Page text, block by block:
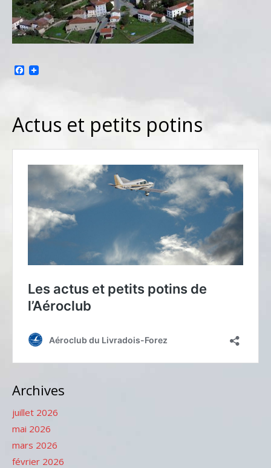
Facebook
Actus et petits potins
Archives
juillet 2026
mai 2026
mars 2026
février 2026